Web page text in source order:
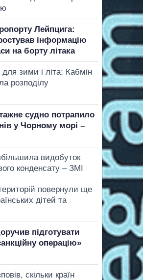
Лейпцига:
інформацію
на борту літака
зими і літа: Кабмін
розподілу
судно потрапило
у Чорному морі –
видобуток
конденсату – ЗМІ
повернули ще
дітей та
підготувати
операцію»
скільки країн